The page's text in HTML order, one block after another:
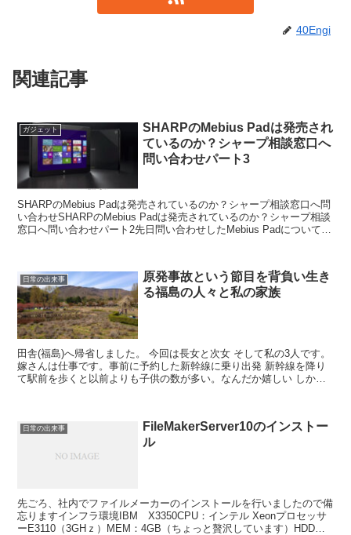
40Engi
関連記事
ガジェット
SHARPのMebius Padは発売され
ているのか？シャープ相談窓口へ
問い合わせパート3
SHARPのMebius Padは発売されているのか？シャープ相談窓口へ問
い合わせSHARPのMebius Padは発売されているのか？シャープ相談
窓口へ問い合わせパート2先日問い合わせしたMebius Padについてシ
日常の出来事
原発事故という節目を背負い生き
る福島の人々と私の家族
田舎(福島)へ帰省しました。 今回は長女と次女 そして私の3人です。
嫁さんは仕事です。事前に予約した新幹線に乗り出発 新幹線を降り
て駅前を歩くと以前よりも子供の数が多い。なんだか嬉しい しかし
日常の出来事
FileMakerServer10のインストー
ル
先ごろ、社内でファイルメーカーのインストールを行いましたので備
忘りますインフラ環境IBM X3350CPU：インテル Xeonプロセッサ
ーE3110（3GHｚ）MEM：4GB（ちょっと贅沢しています）HDD：